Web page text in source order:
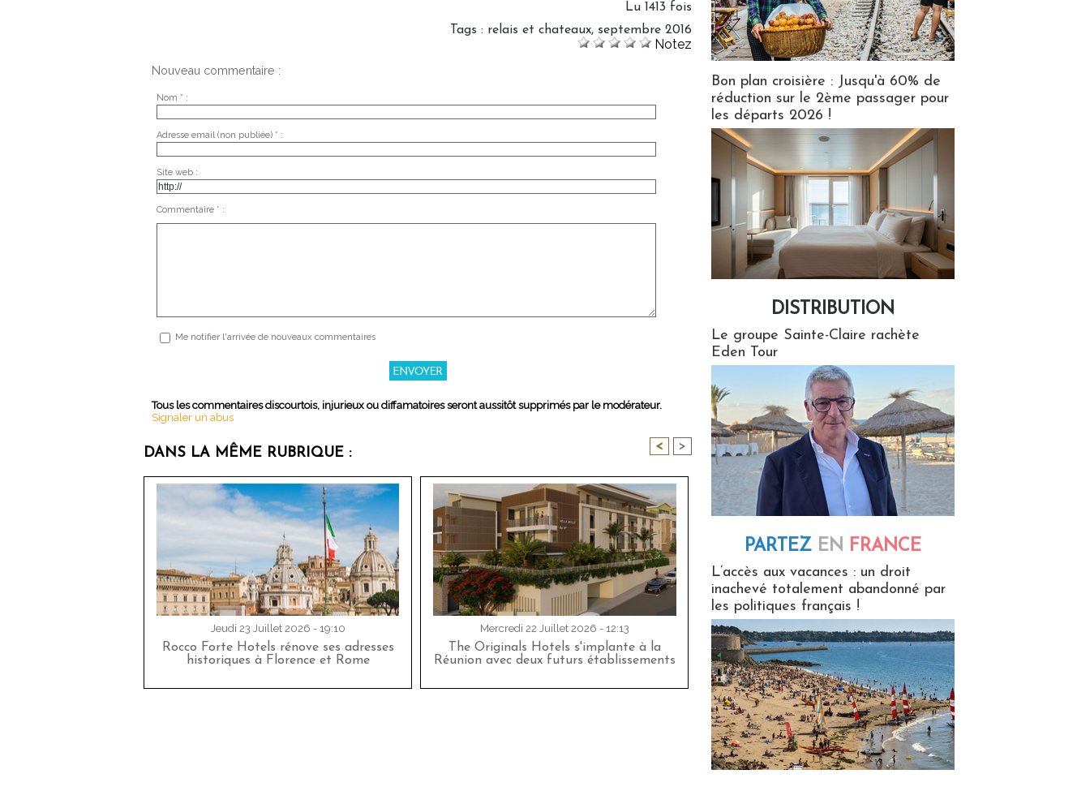
Lu 1413 fois
Tags : relais et chateaux, septembre 2016
Notez
Nouveau commentaire :
Nom * :
Adresse email (non publiée) * :
Site web :
Commentaire * :
Me notifier l'arrivée de nouveaux commentaires
Tous les commentaires discourtois, injurieux ou diffamatoires seront aussitôt supprimés par le modérateur.
Signaler un abus
DANS LA MÊME RUBRIQUE : < >
Jeudi 23 Juillet 2026 - 19:10
Rocco Forte Hotels rénove ses adresses
historiques à Florence et Rome
Mercredi 22 Juillet 2026 - 12:13
The Originals Hotels s'implante à la
Réunion avec deux futurs établissements
Bon plan croisière : Jusqu'à 60% de
réduction sur le 2ème passager pour
les départs 2026 !
DISTRIBUTION
Le groupe Sainte-Claire rachète
Eden Tour
PARTEZ EN FRANCE
L’accès aux vacances : un droit
inachevé totalement abandonné par
les politiques français !